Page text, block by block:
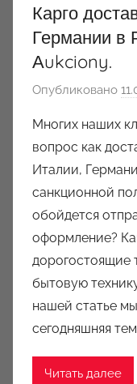
Карго
Германии в
Аukciony.
Опубликовано
Многих наших
вопрос как
Италии,
санкционной
обойдется
оформление?
дорогостоящие
бытовую
нашей статье
сегодняшняя
Читать далее